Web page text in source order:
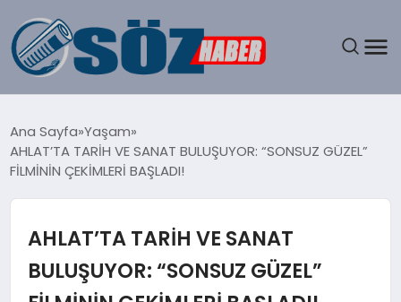
SPOR
Ana Sayfa Yaşam
AHLAT’TA TARİH VE SANAT BULUŞUYOR: “SONSUZ GÜZEL”
FİLMİNİN ÇEKİMLERİ BAŞLADI!
AHLAT’TA TARİH VE SANAT
BULUŞUYOR: “SONSUZ GÜZEL”